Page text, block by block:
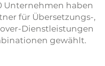
Unternehmen haben
für Übersetzungs-,
Dienstleistungen
gewählt.